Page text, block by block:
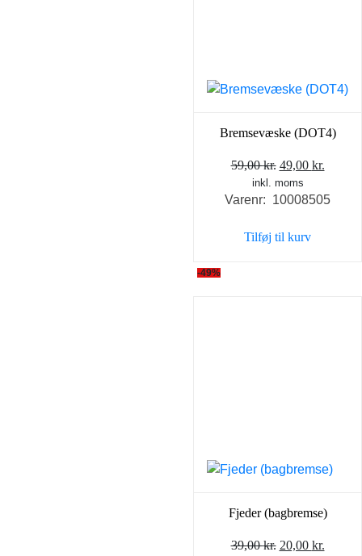
Bremsevæske (DOT4)
59,00kr. Den
oprindelige
pris
59,00 kr..
49,00 kr.
pris
inkl. moms
Varenr: 10008505
Tilføj til kurv
-49%
Fjeder (bagbremse)
39,00kr. Den
20,00 kr.